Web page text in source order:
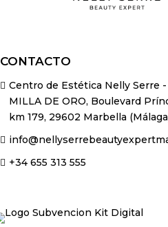
CONTACTO
 Centro de Estética Nelly Serre -
MILLA DE ORO, Boulevard
km 179, 29602 Marbella

 +34 655 313 555